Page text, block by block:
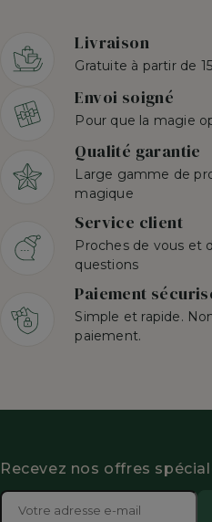
Livraison
Gratuite à partir de
Envoi soigné
Pour que la magie
Qualité garantie
Large gamme de
magique
Service client
Proches de vous et
questions
Paiement
Simple et rapide.
paiement.
Recevez nos offres
Adresse